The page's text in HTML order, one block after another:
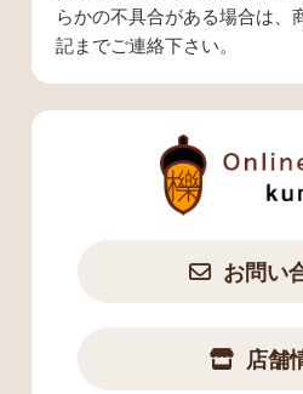
らかの不具合がある場合は、
記までご連絡下さい。
お問い
店舗